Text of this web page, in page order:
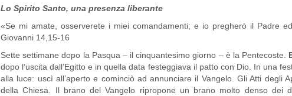
Lo Spirito Santo, una presenza liberante
«Se mi amate, osserverete i miei comandamenti; e io pregherò il Padre
Giovanni 14,15-16
Sette settimane dopo la Pasqua – il cinquantesimo giorno – è la Pentecoste.
dopo l’uscita dall’Egitto e in quella data festeggiava il patto con Dio. In una
alla luce: uscì all’aperto e cominciò ad annunciare il Vangelo. Gli Atti degli
della Chiesa. Il brano del Vangelo ripropone un brano molto denso